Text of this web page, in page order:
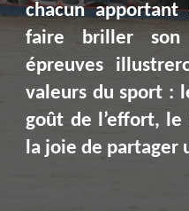
chacun
faire briller son
épreuves
valeurs du sport :
goût de l’effort,
la joie de partager